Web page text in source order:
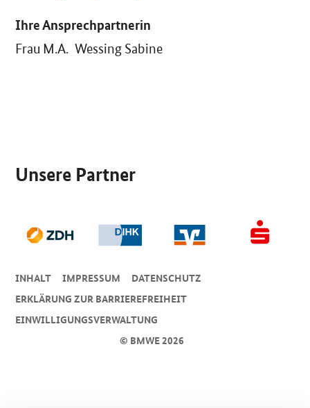
Ihre Ansprechpartnerin
Frau M.A. Wessing Sabine
Unsere Partner
© BMWE 2026
INHALT IMPRESSUM
DA­TEN­SCHUTZ
ERKLÄRUNG ZUR BARRIEREFREIHEIT
EINWILLIGUNGSVERWALTUNG